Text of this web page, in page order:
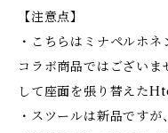
【注意点】
・こちらはミナペルホ
コラボ商品ではござい
して座面を張り替えた
・スツールは新品です